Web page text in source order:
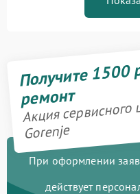
Получите 1500
ремонт
Акция сервисного
Gorenje
При оформлении
действует